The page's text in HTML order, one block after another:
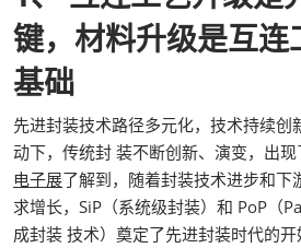
键，材料升级是互连
基础
先进封装技术路径多元化，技术持续创
动下，传统封 装不断创新、演变，出现
电子展了解到，随着封装技术进步和下
求增长，SiP（系统级封装）和 PoP（
成封装 技术）奠定了先进封装时代的